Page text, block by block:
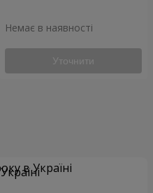
Немає в наявності
Уточнити
в Україні